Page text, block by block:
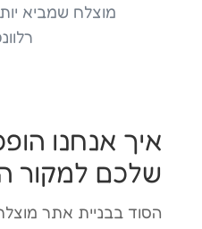
מוצלח שמביא
איך אנחנו
שלכם למקור
הסוד בבניית אתר